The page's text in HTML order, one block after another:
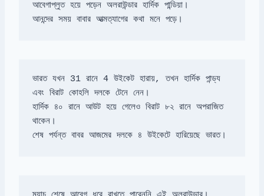
আনন্দের সময় বাবার আত্মত্যাগের কথা মনে পড়ে।
ভারত যখন 31 রানে 4 উইকেট হারায়, তখন হার্দিক পান্ড্য
হার্দিক ৪০ রানে আউট হয়ে গেলেও বিরাট ৮২ রানে অপরাজিত
শেষ পর্যন্ত বাবর আজমের দলকে ৪ উইকেটে হারিয়েছে ভারত।